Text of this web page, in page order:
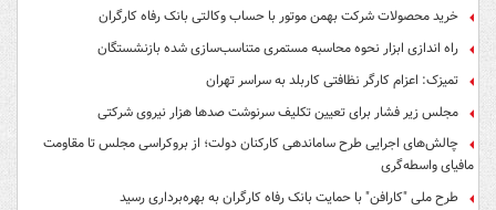
خرید محصولات شرکت بهمن موتور با حساب وکالتی بانک رفاه کارگران
راه اندازی ابزار نحوه محاسبه مستمری متناسب‌سازی شده بازنشستگان
تمیزک: اعزام کارگر نظافتی کاربلد به سراسر تهران
مجلس زیر فشار برای تعیین تکلیف سرنوشت صدها هزار نیروی شرکتی
چالش‌های اجرایی طرح ساماندهی کارکنان دولت؛ از بروکراسی مجلس تا مقاومت
مافیای واسطه‌گری
طرح ملی "کارافن" با حمایت بانک رفاه کارگران به بهره‌برداری رسید